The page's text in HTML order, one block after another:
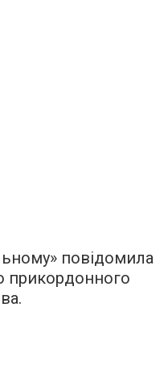
повідомила
прикордонного